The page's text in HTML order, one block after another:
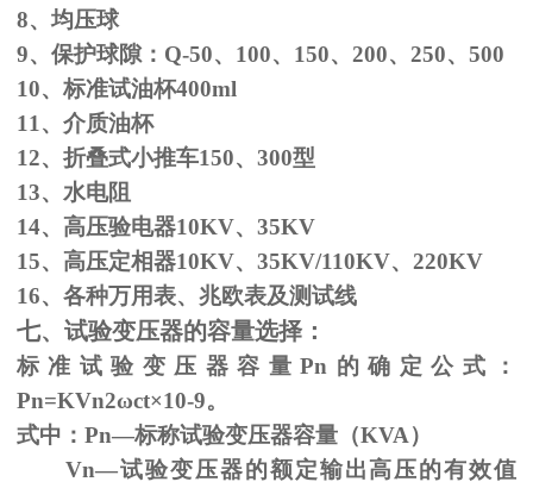
8、均压球
9、保护球隙： Q-50、 100、 150、 200、 250、 500
10、标准试油杯400ml
11、介质油杯
12、折叠式小推车150、 300型
13、水电阻
14、高压验电器10KV、 35KV
15、高压定相器10KV、 35KV/110KV、 220KV
16、各种万用表、兆欧表及测试线
七、试验变压器的容量选择：
标准试验变压器容量Pn 的确定公式：
Pn=KVn2ωct×10-9。
式中： Pn—标称试验变压器容量（KVA）
Vn—试验变压器的额定输出高压的有效值